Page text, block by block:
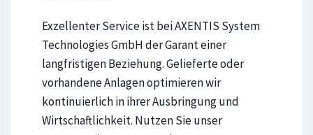
n
s
t
Exzellenter Service ist bei AXENTIS System
Technologies GmbH der Garant einer
langfristigen Beziehung. Gelieferte oder
vorhandene Anlagen optimieren wir
kontinuierlich in ihrer Ausbringung und
Wirtschaftlichkeit. Nutzen Sie unser